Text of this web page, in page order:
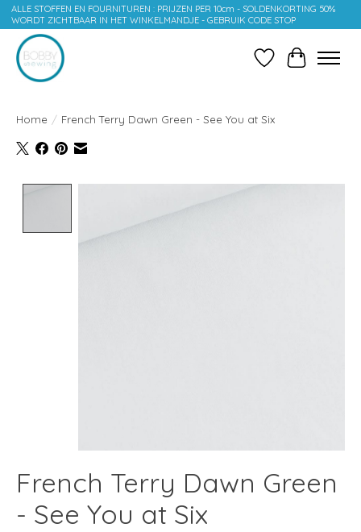
ALLE STOFFEN EN FOURNITUREN : PRIJZEN PER 10cm - SOLDENKORTING 50%
WORDT ZICHTBAAR IN HET WINKELMANDJE - GEBRUIK CODE STOP
Verlanglijst
Home / French Terry Dawn Green - See You at Six
French Terry Dawn Green
- See You at Six